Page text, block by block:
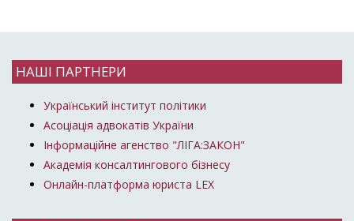
НАШІ ПАРТНЕРИ
Український інститут політики
Асоціація адвокатів України
Інформаційне агенство "ЛІГА:ЗАКОН"
Академія консалтингового бізнесу
Онлайн-платформа юриста LEX